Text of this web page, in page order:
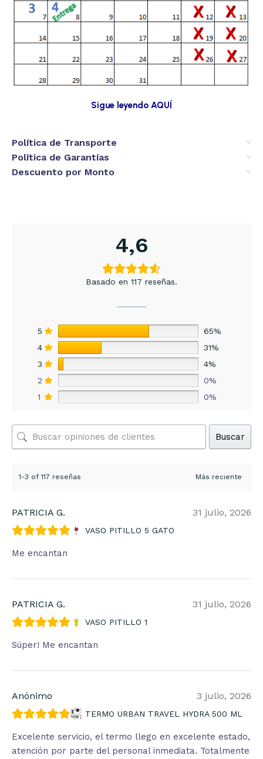
Sigue leyendo AQUÍ
Política de Transporte
Política de Garantías
Descuento por Monto
4,6
Basado en 117 reseñas.
5
65%
4
31%
3
4%
2
0%
1
0%
Buscar
1-3 of 117 reseñas
PATRICIA G. 31 julio, 2026
VASO PITILLO 5 GATO
Me encantan
PATRICIA G. 31 julio, 2026
VASO PITILLO 1
Súper! Me encantan
Anónimo 3 julio, 2026
TERMO URBAN TRAVEL HYDRA 500 ML
Excelente servicio, el termo llego en excelente estado,
atención por parte del personal inmediata. Totalmente